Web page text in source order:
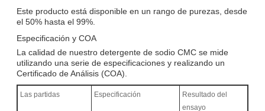
Este producto está disponible en un rango de purezas, desde
el 50% hasta el 99%.
Especificación y COA
La calidad de nuestro detergente de sodio CMC se mide
utilizando una serie de especificaciones y realizando un
Certificado de Análisis (COA).
Las partidas Especificación
Resultado del
ensayo